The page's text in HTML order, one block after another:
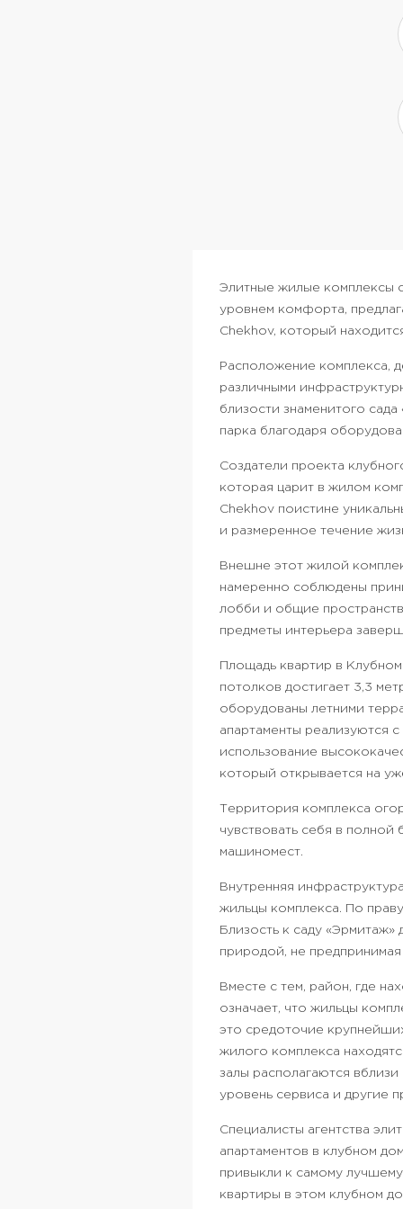
Элитные жилые комплексы
уровнем комфорта,
Chekhov, который
Расположение комплекса,
различными
близости знаменитого
парка благодаря
Создатели проекта
которая царит в жилом
Chekhov поистине
и размеренное течение
Внешне этот жилой
намеренно соблюдены
лобби и общие
предметы интерьера
Площадь квартир в
потолков достигает 3,3
оборудованы летними
апартаменты реализуются
использование
который открывается на
Территория комплекса
чувствовать себя в полной
машиномест.
Внутренняя
жильцы комплекса. По
Близость к саду
природой, не
Вместе с тем, район, где
означает, что жильцы
это средоточие
жилого комплекса
залы располагаются
уровень сервиса и другие
Специалисты агентства
апартаментов в клубном
привыкли к самому
квартиры в этом клубном